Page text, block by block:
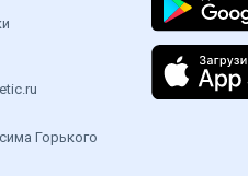
Горького